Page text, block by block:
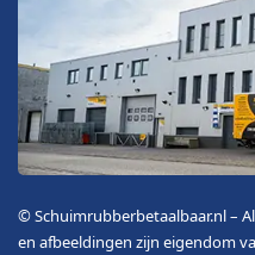
© Schuimrubberbetaalbaar.nl –
en afbeeldingen zijn eigendom